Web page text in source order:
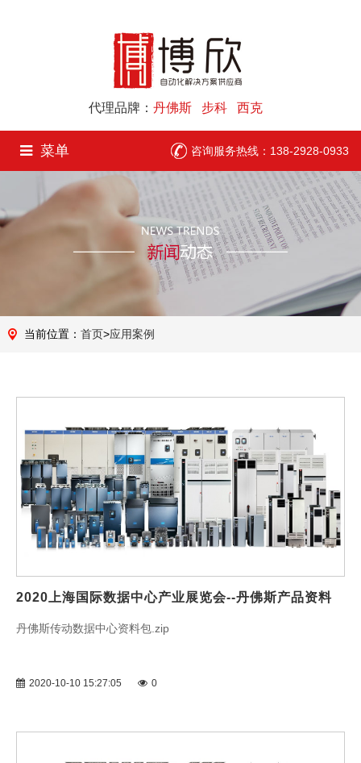
代理品牌： 丹佛斯 步科 西克
菜单 咨询服务热线：138-2928-0933
当前位置： 首页>应用案例
2020上海国际数据中心产业展览会--丹佛斯产品资料
丹佛斯传动数据中心资料包.zip
2020-10-10 15:27:05 0